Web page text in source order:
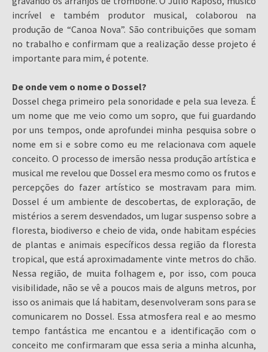
incrível e também produtor musical, colaborou na
produção de “Canoa Nova”. São contribuições que somam
no trabalho e confirmam que a realização desse projeto é
importante para mim, é potente.
De onde vem o nome o Dossel?
Dossel chega primeiro pela sonoridade e pela sua leveza. É
um nome que me veio como um sopro, que fui guardando
por uns tempos, onde aprofundei minha pesquisa sobre o
nome em si e sobre como eu me relacionava com aquele
conceito. O processo de imersão nessa produção artística e
musical me revelou que Dossel era mesmo como os frutos e
percepções do fazer artístico se mostravam para mim.
Dossel é um ambiente de descobertas, de exploração, de
mistérios a serem desvendados, um lugar suspenso sobre a
floresta, biodiverso e cheio de vida, onde habitam espécies
de plantas e animais específicos dessa região da floresta
tropical, que está aproximadamente vinte metros do chão.
Nessa região, de muita folhagem e, por isso, com pouca
visibilidade, não se vê a poucos mais de alguns metros, por
isso os animais que lá habitam, desenvolveram sons para se
comunicarem no Dossel. Essa atmosfera real e ao mesmo
tempo fantástica me encantou e a identificação com o
conceito me confirmaram que essa seria a minha alcunha,